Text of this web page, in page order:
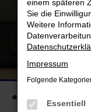
einem späteren
Sie die
Weitere
Impressum
Folgende
Essentiell